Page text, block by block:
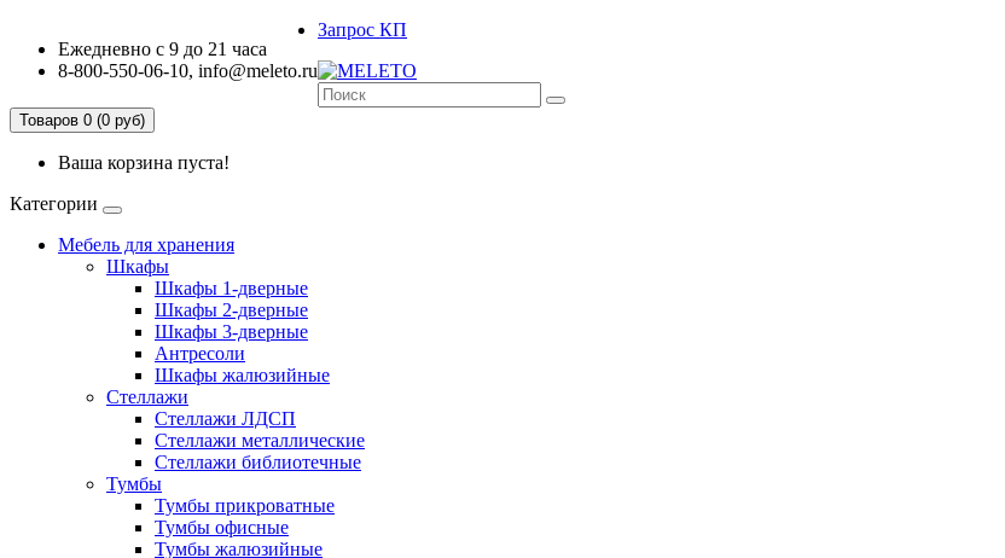
Ежедневно с 9 до 21 часа
8-800-550-06-10, info@meleto.ru
Запрос КП
Товаров 0 (0 pуб)
Ваша корзина пуста!
Категории
Мебель для хранения
Шкафы
Шкафы 1-дверные
Шкафы 2-дверные
Шкафы 3-дверные
Антресоли
Шкафы жалюзийные
Стеллажи
Стеллажи ЛДСП
Стеллажи металлические
Стеллажи библиотечные
Тумбы
Тумбы прикроватные
Тумбы офисные
Тумбы жалюзийные